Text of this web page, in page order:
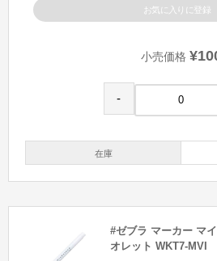
お気に入りに登録
小売価格
-
在庫
#ゼブラ マーカー マ
オレット WKT7-MVI